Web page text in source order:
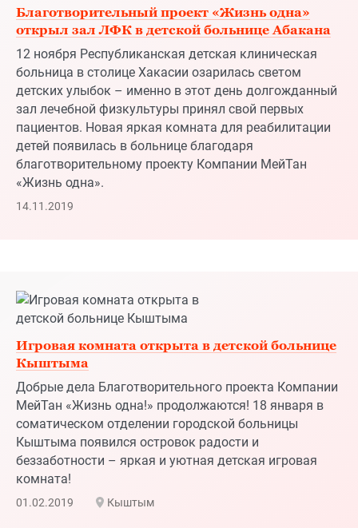
зал лечебной физкультуры принял свой первых
пациентов. Новая яркая комната для реабилитации
детей появилась в больнице благодаря
благотворительному проекту Компании МейТан
«Жизнь одна».
14.11.2019
МейТан «Жизнь одна!» продолжаются! 18 января в
соматическом отделении городской больницы
Кыштыма появился островок радости и
беззаботности – яркая и уютная детская игровая
комната!
01.02.2019 Кыштым